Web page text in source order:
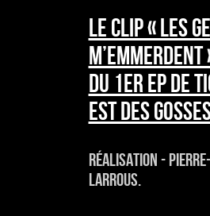
Le Clip « Les
m’emmerdent
du 1er EP de
est des
Réalisation -
Larrous.